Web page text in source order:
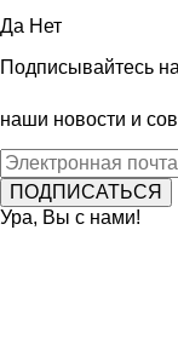
Да Нет
Подписывайтесь
наши новости и
Ура, Вы с нами!